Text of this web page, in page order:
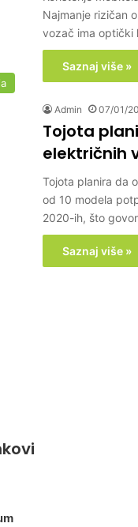
Najmanje rizičan
vozač ima optički
Saznaj više »
Admin 07/01/
Tojota
električnih
Tojota planira da
od 10 modela
2020-ih, što
Saznaj više »